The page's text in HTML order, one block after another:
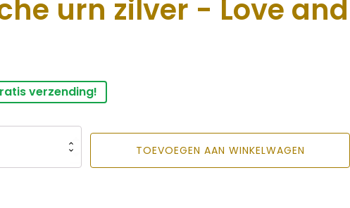
urn zilver - Love and
verzending!
TOEVOEGEN AAN WINKELWAGEN